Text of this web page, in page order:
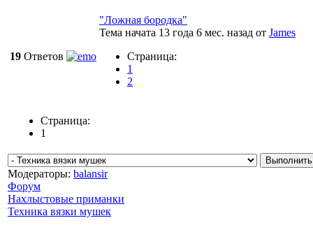
19 Ответов
"Ложная бородка"
Тема начата 13 года 6 мес. назад от James
Страница:
1
2
Страница:
1
Модераторы: balansir
Форум
Нахлыстовые приманки
Техника вязки мушек